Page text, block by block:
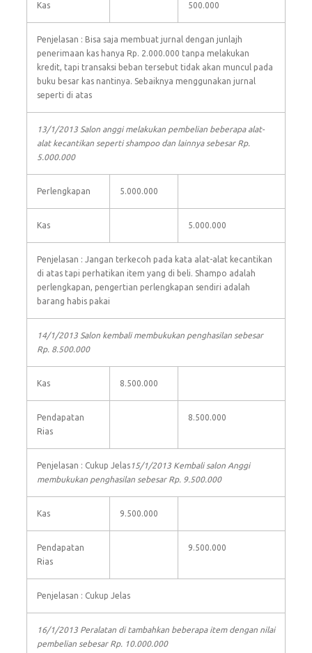
Kas 500.000
Penjelasan : Bisa saja membuat jurnal dengan junlajh
penerimaan kas hanya Rp. 2.000.000 tanpa melakukan
kredit, tapi transaksi beban tersebut tidak akan muncul pada
buku besar kas nantinya. Sebaiknya menggunakan jurnal
seperti di atas
13/1/2013 Salon anggi melakukan pembelian beberapa alat-
alat kecantikan seperti shampoo dan lainnya sebesar Rp.
5.000.000
Perlengkapan 5.000.000
Kas 5.000.000
Penjelasan : Jangan terkecoh pada kata alat-alat kecantikan
di atas tapi perhatikan item yang di beli. Shampo adalah
perlengkapan, pengertian perlengkapan sendiri adalah
barang habis pakai
14/1/2013 Salon kembali membukukan penghasilan sebesar
Rp. 8.500.000
Kas 8.500.000
Pendapatan
Rias
8.500.000
Penjelasan : Cukup Jelas 15/1/2013 Kembali salon Anggi
membukukan penghasilan sebesar Rp. 9.500.000
Kas 9.500.000
Pendapatan
Rias
9.500.000
Penjelasan : Cukup Jelas
16/1/2013 Peralatan di tambahkan beberapa item dengan nilai
pembelian sebesar Rp. 10.000.000